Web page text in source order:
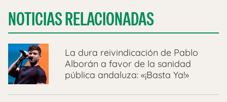
NOTICIAS RELACIONADAS
La dura reivindicación de Pablo
Alborán a favor de la sanidad
pública andaluza: «¡Basta Ya!»